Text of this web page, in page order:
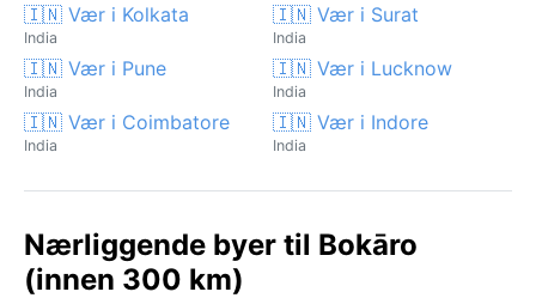
🇮🇳 Vær i Kolkata
India
🇮🇳 Vær i Surat
India
🇮🇳 Vær i Pune
India
🇮🇳 Vær i Lucknow
India
🇮🇳 Vær i Coimbatore
India
🇮🇳 Vær i Indore
India
Nærliggende byer til Bokāro
(innen 300 km)